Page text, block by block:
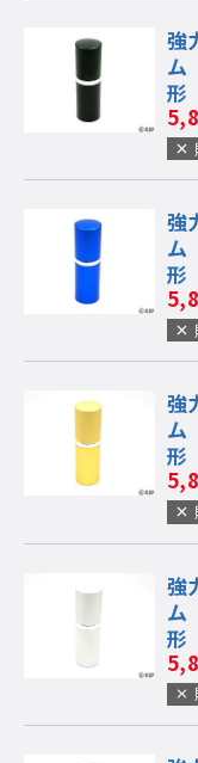
強
ム
形
強
ム
形
強
ム
形
強
ム
形